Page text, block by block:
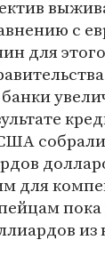
с
для
для
пока